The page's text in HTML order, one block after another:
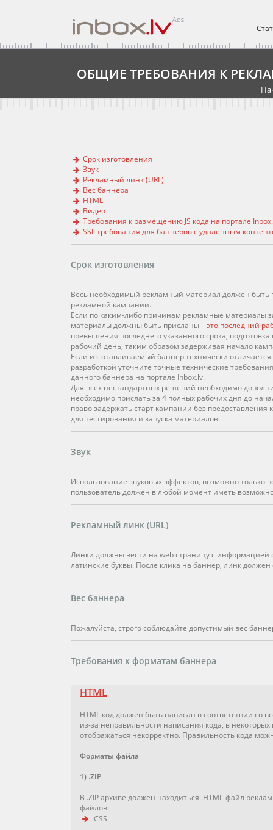
ОБЩИЕ ТРЕБОВАНИЯ К
Срок изготовления
Звук
Рекламный линк (URL)
Вес баннера
HTML
Видео
Требования к размещению JS кода на портале
SSL требования для баннеров с удаленным
Срок изготовления
Весь необходимый рекламный материал должен быть
рекламной кампании.
Если по каким-либо причинам рекламные материалы
материалы должны быть присланы –это последний
превышения последнего указанного срока,
рабочий день, таким образом задерживая начало
Если изготавливаемый баннер технически
разработкой уточните точные технические
данного баннера на портале Inbox.lv.
Для всех нестандартных решений необходимо
необходимо прислать за 4 полных рабочих дня до
право задержать старт кампании без
для тестирования и запуска материалов.
Звук
Использование звуковых эффектов, возможно только
пользователь должен в любой момент иметь
Рекламный линк (URL)
Линки должны вести на web страницу с информацией
латинские буквы. После клика на баннер, линк
Вес баннера
Пожалуйста, строго соблюдайте допустимый вес
Требования к форматам баннера
HTML
HTML код должен быть написан в соответствии со
из-за неправильности написания кода, в
отображаться некорректно. Правильность кода
Форматы файла
1) .ZIP
В .ZIP архиве должен находиться .HTML-файл
файлов:
.CSS